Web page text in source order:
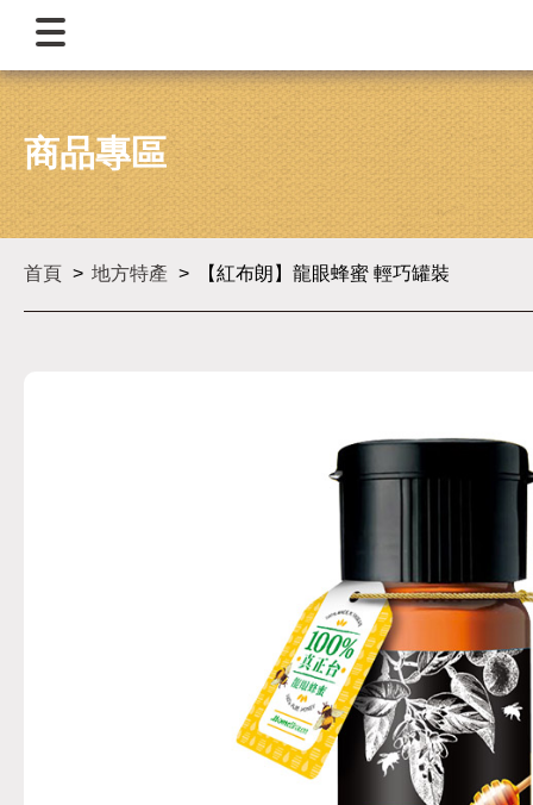
商品專區
首頁 地方特產 【紅布朗】龍眼蜂蜜 輕巧罐裝